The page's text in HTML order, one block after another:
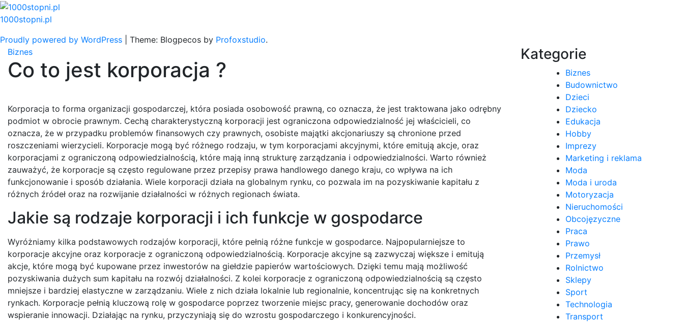
Skip
to
1000stopni.pl
Proudly powered by WordPress
Theme: Blogpecos by Profoxstudio.
Biznes
Co to jest korporacja ?
Korporacja to forma organizacji gospodarczej, która posiada osobowość prawną, co oznacza, że jest traktowana jako odrębny
podmiot w obrocie prawnym. Cechą charakterystyczną korporacji jest ograniczona odpowiedzialność jej właścicieli, co
oznacza, że w przypadku problemów finansowych czy prawnych, osobiste majątki akcjonariuszy są chronione przed
roszczeniami wierzycieli. Korporacje mogą być różnego rodzaju, w tym korporacjami akcyjnymi, które emitują akcje, oraz
korporacjami z ograniczoną odpowiedzialnością, które mają inną strukturę zarządzania i odpowiedzialności. Warto również
zauważyć, że korporacje są często regulowane przez przepisy prawa handlowego danego kraju, co wpływa na ich
funkcjonowanie i sposób działania. Wiele korporacji działa na globalnym rynku, co pozwala im na pozyskiwanie kapitału z
różnych źródeł oraz na rozwijanie działalności w różnych regionach świata.
Jakie są rodzaje korporacji i ich funkcje w gospodarce
Wyróżniamy kilka podstawowych rodzajów korporacji, które pełnią różne funkcje w gospodarce. Najpopularniejsze to
korporacje akcyjne oraz korporacje z ograniczoną odpowiedzialnością. Korporacje akcyjne są zazwyczaj większe i emitują
akcje, które mogą być kupowane przez inwestorów na giełdzie papierów wartościowych. Dzięki temu mają możliwość
pozyskiwania dużych sum kapitału na rozwój działalności. Z kolei korporacje z ograniczoną odpowiedzialnością są często
mniejsze i bardziej elastyczne w zarządzaniu. Wiele z nich działa lokalnie lub regionalnie, koncentrując się na konkretnych
rynkach. Korporacje pełnią kluczową rolę w gospodarce poprzez tworzenie miejsc pracy, generowanie dochodów oraz
wspieranie innowacji. Działając na rynku, przyczyniają się do wzrostu gospodarczego i konkurencyjności.
Kategorie
Biznes
Budownictwo
Dzieci
Dziecko
Edukacja
Hobby
Imprezy
Marketing i reklama
Moda
Moda i uroda
Motoryzacja
Nieruchomości
Obcojęzyczne
Praca
Prawo
Przemysł
Rolnictwo
Sklepy
Sport
Technologia
Transport